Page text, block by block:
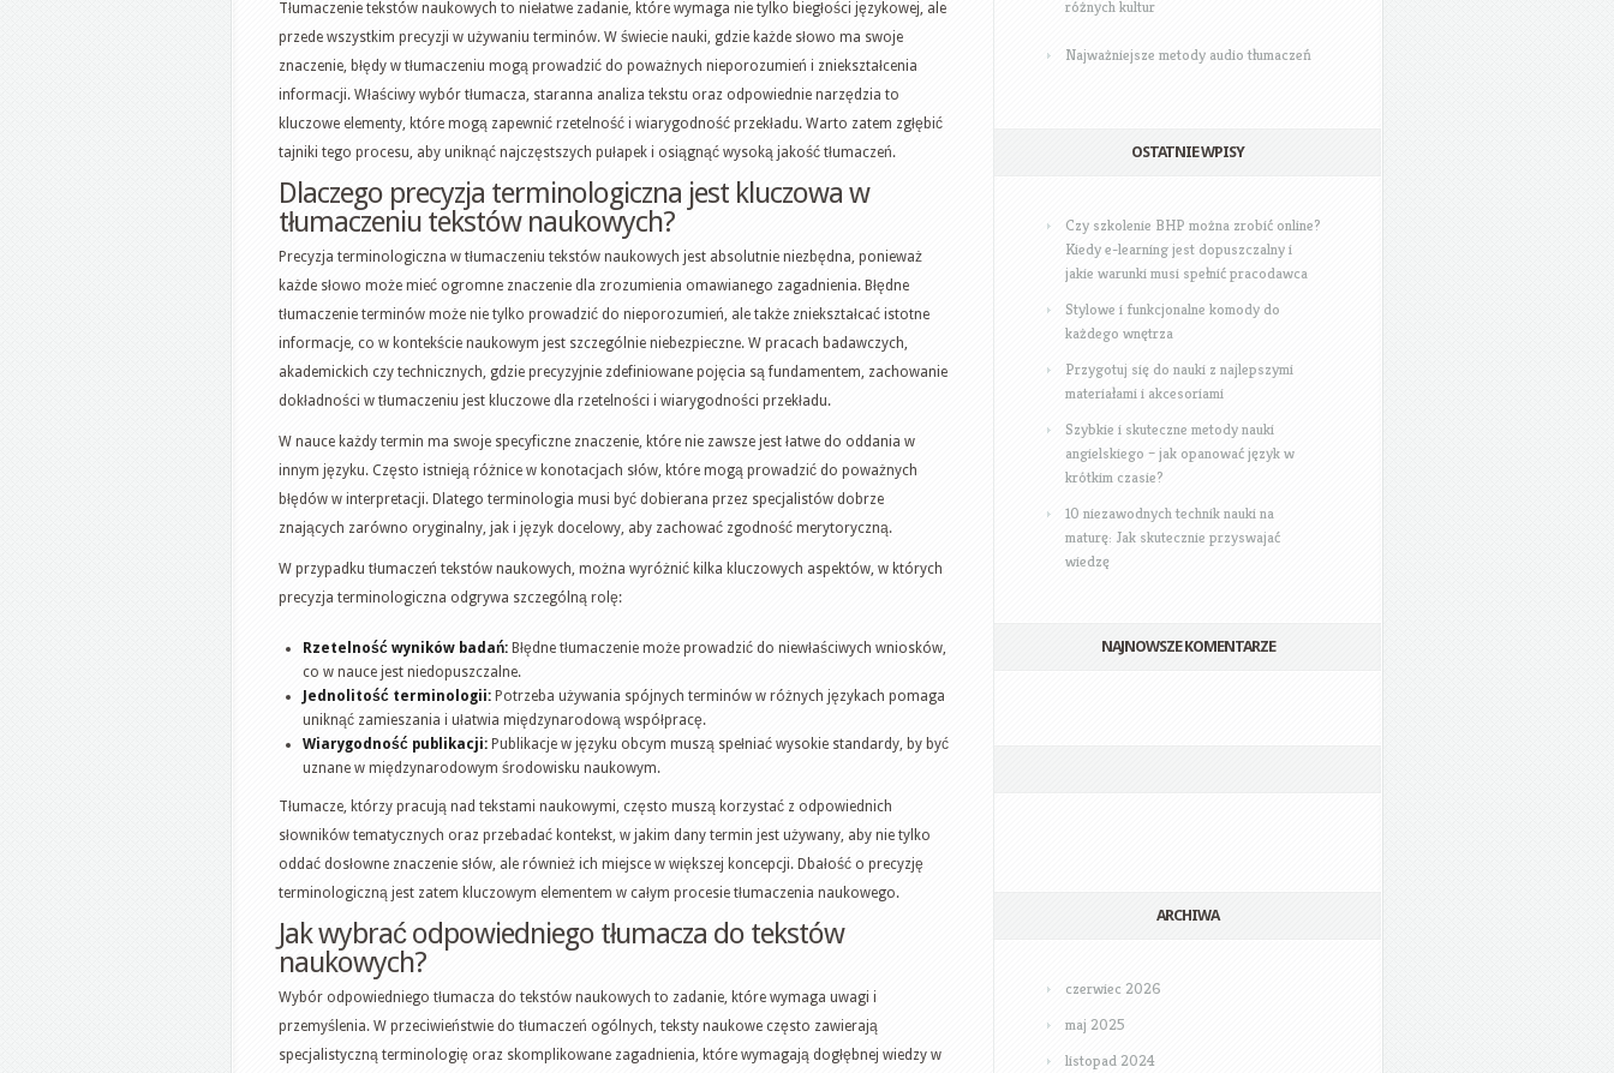
Tłumaczenie tekstów naukowych to niełatwe zadanie, które wymaga nie tylko biegłości językowej, ale
przede wszystkim precyzji w używaniu terminów. W świecie nauki, gdzie każde słowo ma swoje
znaczenie, błędy w tłumaczeniu mogą prowadzić do poważnych nieporozumień i zniekształcenia
informacji. Właściwy wybór tłumacza, staranna analiza tekstu oraz odpowiednie narzędzia to
kluczowe elementy, które mogą zapewnić rzetelność i wiarygodność przekładu. Warto zatem zgłębić
tajniki tego procesu, aby uniknąć najczęstszych pułapek i osiągnąć wysoką jakość tłumaczeń.
Dlaczego precyzja terminologiczna jest kluczowa w
tłumaczeniu tekstów naukowych?
Precyzja terminologiczna w tłumaczeniu tekstów naukowych jest absolutnie niezbędna, ponieważ
każde słowo może mieć ogromne znaczenie dla zrozumienia omawianego zagadnienia. Błędne
tłumaczenie terminów może nie tylko prowadzić do nieporozumień, ale także zniekształcać istotne
informacje, co w kontekście naukowym jest szczególnie niebezpieczne. W pracach badawczych,
akademickich czy technicznych, gdzie precyzyjnie zdefiniowane pojęcia są fundamentem, zachowanie
dokładności w tłumaczeniu jest kluczowe dla rzetelności i wiarygodności przekładu.
W nauce każdy termin ma swoje specyficzne znaczenie, które nie zawsze jest łatwe do oddania w
innym języku. Często istnieją różnice w konotacjach słów, które mogą prowadzić do poważnych
błędów w interpretacji. Dlatego terminologia musi być dobierana przez specjalistów dobrze
znających zarówno oryginalny, jak i język docelowy, aby zachować zgodność merytoryczną.
W przypadku tłumaczeń tekstów naukowych, można wyróżnić kilka kluczowych aspektów, w których
precyzja terminologiczna odgrywa szczególną rolę:
Rzetelność wyników badań: Błędne tłumaczenie może prowadzić do niewłaściwych wniosków,
co w nauce jest niedopuszczalne.
Jednolitość terminologii: Potrzeba używania spójnych terminów w różnych językach pomaga
uniknąć zamieszania i ułatwia międzynarodową współpracę.
Wiarygodność publikacji: Publikacje w języku obcym muszą spełniać wysokie standardy, by być
uznane w międzynarodowym środowisku naukowym.
Tłumacze, którzy pracują nad tekstami naukowymi, często muszą korzystać z odpowiednich
słowników tematycznych oraz przebadać kontekst, w jakim dany termin jest używany, aby nie tylko
oddać dosłowne znaczenie słów, ale również ich miejsce w większej koncepcji. Dbałość o precyzję
terminologiczną jest zatem kluczowym elementem w całym procesie tłumaczenia naukowego.
Jak wybrać odpowiedniego tłumacza do tekstów
naukowych?
Wybór odpowiedniego tłumacza do tekstów naukowych to zadanie, które wymaga uwagi i
przemyślenia. W przeciwieństwie do tłumaczeń ogólnych, teksty naukowe często zawierają
specjalistyczną terminologię oraz skomplikowane zagadnienia, które wymagają dogłębnej wiedzy w
różnych kultur
Najważniejsze metody audio tłumaczeń
OSTATNIE WPISY
Czy szkolenie BHP można zrobić online?
Kiedy e-learning jest dopuszczalny i
jakie warunki musi spełnić pracodawca
Stylowe i funkcjonalne komody do
każdego wnętrza
Przygotuj się do nauki z najlepszymi
materiałami i akcesoriami
Szybkie i skuteczne metody nauki
angielskiego – jak opanować język w
krótkim czasie?
10 niezawodnych technik nauki na
maturę: Jak skutecznie przyswajać
wiedzę
NAJNOWSZE KOMENTARZE
ARCHIWA
czerwiec 2026
maj 2025
listopad 2024